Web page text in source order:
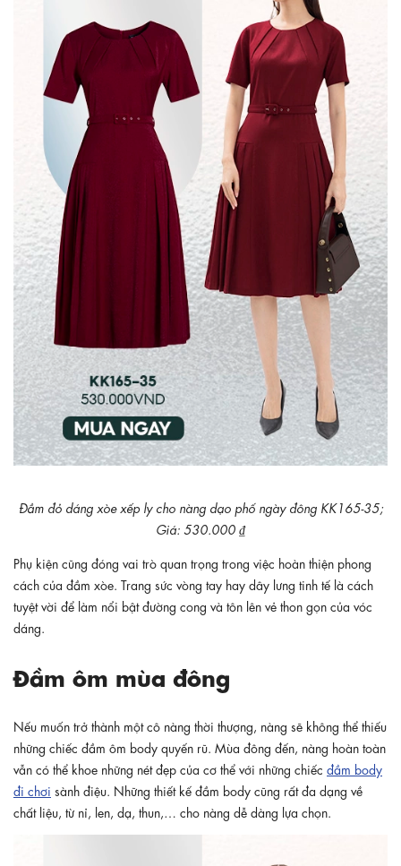
Đầm đỏ dáng xòe xếp ly cho nàng dạo phố ngày đông KK165-35;
Giá: 530.000 ₫
Phụ kiện cũng đóng vai trò quan trọng trong việc hoàn thiện phong
cách của đầm xòe. Trang sức vòng tay hay dây lưng tinh tế là cách
tuyệt vời để làm nổi bật đường cong và tôn lên vẻ thon gọn của vóc
dáng.
Đầm ôm mùa đông
Nếu muốn trở thành một cô nàng thời thượng, nàng sẽ không thể thiếu
những chiếc đầm ôm body quyến rũ. Mùa đông đến, nàng hoàn toàn
vẫn có thể khoe những nét đẹp của cơ thể với những chiếc đầm body
đi chơi sành điệu. Những thiết kế đầm body cũng rất đa dạng về
chất liệu, từ nỉ, len, dạ, thun,… cho nàng dễ dàng lựa chọn.